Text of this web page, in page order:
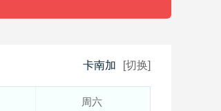
卡南加 [切换]
周六